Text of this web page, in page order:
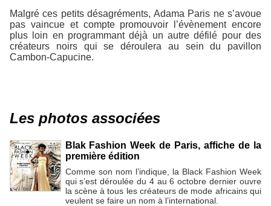
Malgré ces petits désagréments, Adama Paris ne s’avoue
pas vaincue et compte promouvoir l’évènement encore
plus loin en programmant déjà un autre défilé pour des
créateurs noirs qui se déroulera au sein du pavillon
Cambon-Capucine.
Les photos associées
Blak Fashion Week de Paris, affiche de la
première édition
Comme son nom l’indique, la Black Fashion Week
qui s’est déroulée du 4 au 6 octobre dernier ouvre
la scène à tous les créateurs de mode africains qui
veulent se faire un nom à l’international.